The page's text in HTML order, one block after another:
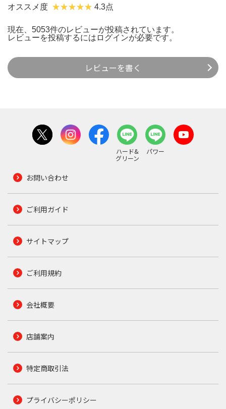
オススメ度 4.3点
現在、5053件のレビューが投稿されています。
レビューを投稿するには ログインが必要です。
レビューを書く
ハード&
グリーン
パワー
お問い合わせ
ご利用ガイド
サイトマップ
ご利用規約
会社概要
店舗案内
特定商取引法
プライバシーポリシー